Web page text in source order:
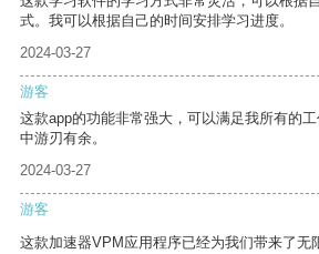
式。我可以根据自己的时间安排学习进度。
2024-03-27
游客
这款app的功能非常强大，可以满足我所有的
中游刃有余。
2024-03-27
游客
这款加速器VPM应用程序已经为我们带来了无